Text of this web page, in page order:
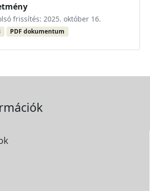
frissítés: 2025. október 16.
PDF dokumentum